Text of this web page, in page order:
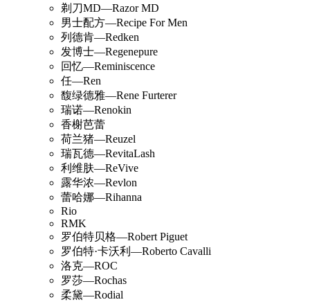
剃刀MD—Razor MD
男士配方—Recipe For Men
列德肯—Redken
发博士—Regenepure
回忆—Reminiscence
任—Ren
馥绿德雅—Rene Furterer
瑞诺—Renokin
香榭芭蕾
荷兰猪—Reuzel
瑞瓦德—RevitaLash
利维肤—ReVive
露华浓—Revlon
蕾哈娜—Rihanna
Rio
RMK
罗伯特贝格—Robert Piguet
罗伯特·卡沃利—Roberto Cavalli
洛克—ROC
罗莎—Rochas
柔黛—Rodial